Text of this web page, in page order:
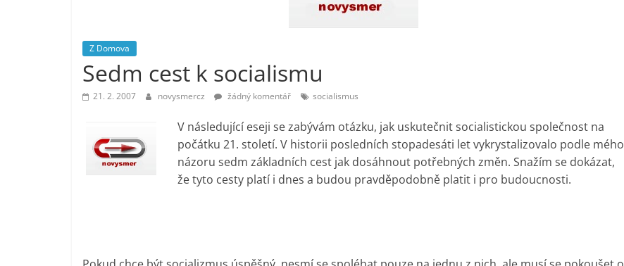
Z Domova
Sedm cest k socialismu
21. 2. 2007 novysmercz žádný komentář socialismus
V následující eseji se zabývám otázku, jak uskutečnit socialistickou společnost na
počátku 21. století. V historii posledních stopadesáti let vykrystalizovalo podle mého
názoru sedm základních cest jak dosáhnout potřebných změn. Snažím se dokázat,
že tyto cesty platí i dnes a budou pravděpodobně platit i pro budoucnosti.